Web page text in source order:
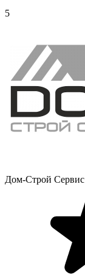
5
Дом-Строй Сервис